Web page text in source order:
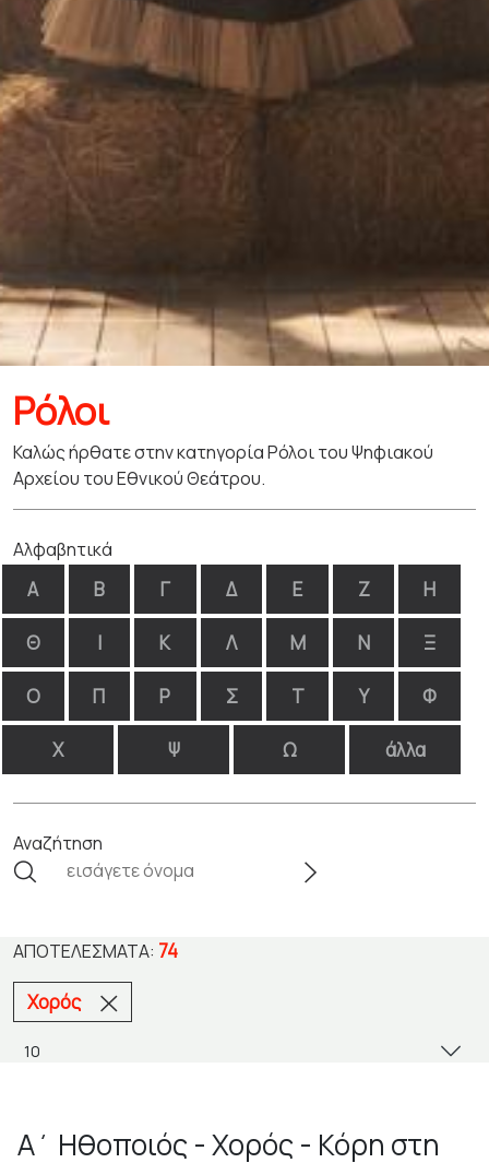
Ρόλοι
Καλώς ήρθατε στην κατηγορία Ρόλοι του Ψηφιακού
Αρχείου του Εθνικού Θεάτρου.
Αλφαβητικά
Α Β Γ Δ Ε Ζ Η
Θ Ι Κ Λ Μ Ν Ξ
Ο Π Ρ Σ Τ Υ Φ
Χ Ψ Ω άλλα
Αναζήτηση
ΑΠΟΤΕΛΈΣΜΑΤΑ: 74
Χορός
Α΄ Ηθοποιός - Χορός - Κόρη στη